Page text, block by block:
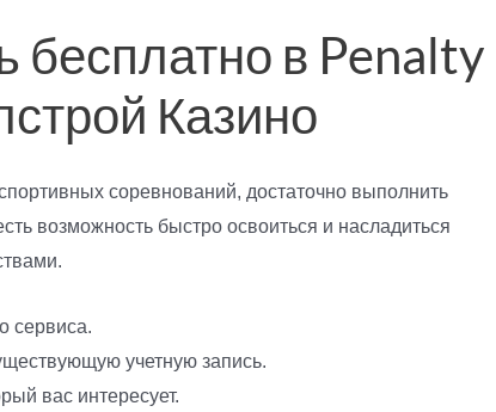
бесплатно в Penalty
Казино
соревнований, достаточно выполнить
возможность быстро освоиться и насладиться
сервиса.
учетную запись.
вас интересует.